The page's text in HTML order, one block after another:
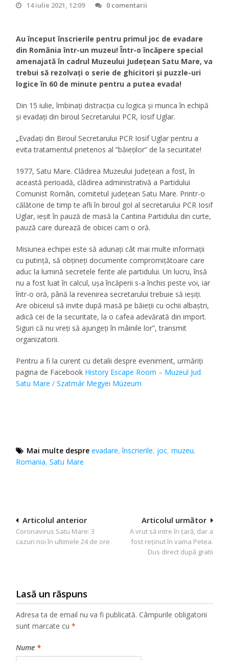
14 iulie 2021, 12:09 0 comentarii
Au început înscrierile pentru primul joc de evadare
din România într-un muzeu! Într-o încăpere special
amenajată în cadrul Muzeului Județean Satu Mare, va
trebui să rezolvați o serie de ghicitori și puzzle-uri
logice în 60 de minute pentru a putea evada!
Din 15 iulie, îmbinați distracția cu logica și munca în echipă
și evadați din biroul Secretarului PCR, Iosif Uglar.
„Evadați din Biroul Secretarului PCR Iosif Uglar pentru a
evita tratamentul prietenos al ”băieților” de la securitate!
1977, Satu Mare. Clădirea Muzeului Județean a fost, în
această perioadă, clădirea administrativă a Partidului
Comunist Român, comitetul județean Satu Mare. Printr-o
călătorie de timp te afli în biroul gol al secretarului PCR Iosif
Uglar, ieșit în pauză de masă la Cantina Partidului din curte,
pauză care durează de obicei cam o oră.
Misiunea echipei este să adunați cât mai multe informații
cu putință, să obțineți documente compromițătoare care
aduc la lumină secretele ferite ale partidului. Un lucru, însă
nu a fost luat în calcul, ușa încăperii s-a închis peste voi, iar
într-o oră, până la revenirea secretarului trebuie să ieșiți.
Are obiceiul să invite după masă pe băieții cu ochii albaștri,
adică cei de la securitate, la o cafea adevărată din import.
Siguri că nu vreți să ajungeți în mâinile lor”, transmit
organizatorii.
Pentru a fi la curent cu detalii despre eveniment, urmăriți
pagina de Facebook History Escape Room – Muzeul Jud.
Satu Mare / Szatmár Megyei Múzeum
Mai multe despre evadare,înscrierile, joc,muzeu,
Romania,Satu Mare
Navigare
în
Articolul următor
A vrut să intre în țară, dar a
fost reținut în vama Petea.
Dus direct după gratii
Articolul anterior
Coronavirus Satu Mare: 3
cazuri noi în ultimele 24 de ore
Lasă un răspuns
Adresa ta de email nu va fi publicată. Câmpurile obligatorii
sunt marcate cu*
Nume *